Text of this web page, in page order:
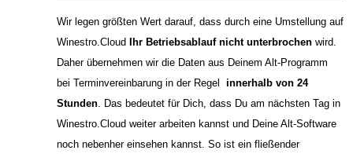
Wir legen größten Wert darauf, dass durch eine Umstellung auf
Winestro.Cloud
Ihr Betriebsablauf nicht unterbrochen wird.
Daher übernehmen wir die Daten aus Deinem Alt-Programm
bei Terminvereinbarung in der Regel innerhalb von 24
Stunden . Das bedeutet für Dich, dass Du am nächsten Tag in
Winestro.Cloud weiter arbeiten kannst und Deine Alt-Software
noch nebenher einsehen kannst. So ist ein fließender